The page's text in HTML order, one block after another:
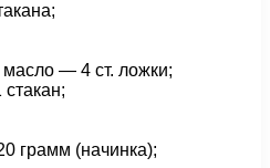
— 4 ст. ложки;
грамм (начинка);